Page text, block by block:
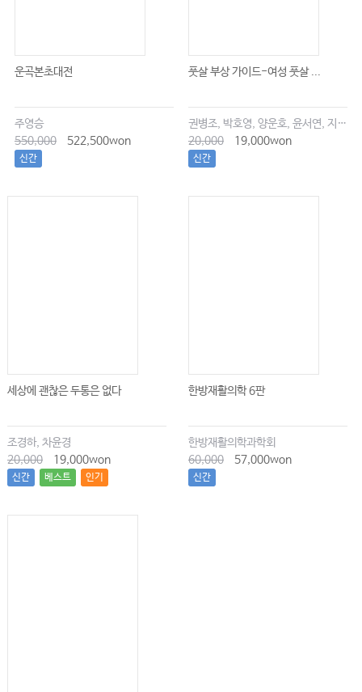
운곡본초대전
주영승
550,000
522,500won
신간
풋살 부상 가이드-여성 풋살 ...
권병조, 박호영, 양운호, 윤서연, 지현우
20,000
19,000won
신간
세상에 괜찮은 두통은 없다
조경하, 차윤경
20,000
19,000won
신간 베스트 인기
한방재활의학 6판
한방재활의학과학회
60,000
57,000won
신간